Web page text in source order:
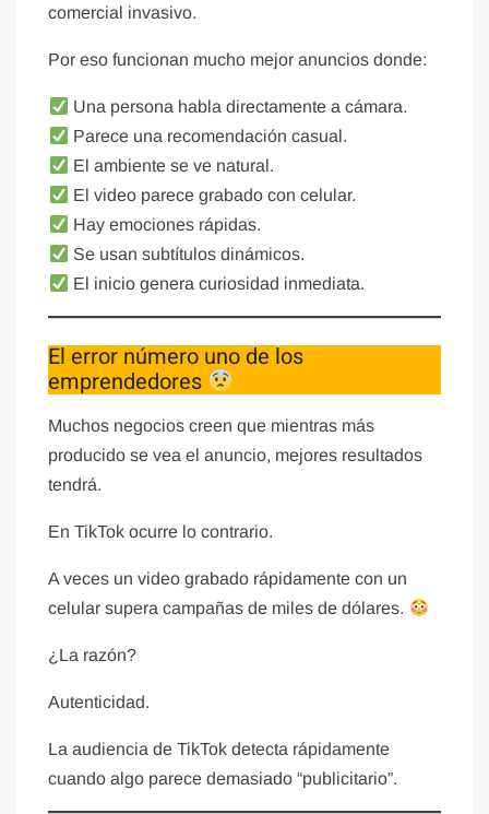
comercial invasivo.
Por eso funcionan mucho mejor anuncios donde:
Una persona habla directamente a cámara.
Parece una recomendación casual.
El ambiente se ve natural.
El video parece grabado con celular.
Hay emociones rápidas.
Se usan subtítulos dinámicos.
El inicio genera curiosidad inmediata.
El error número uno de los
emprendedores
Muchos negocios creen que mientras más
producido se vea el anuncio, mejores resultados
tendrá.
En TikTok ocurre lo contrario.
A veces un video grabado rápidamente con un
celular supera campañas de miles de dólares.
¿La razón?
Autenticidad.
La audiencia de TikTok detecta rápidamente
cuando algo parece demasiado “publicitario”.